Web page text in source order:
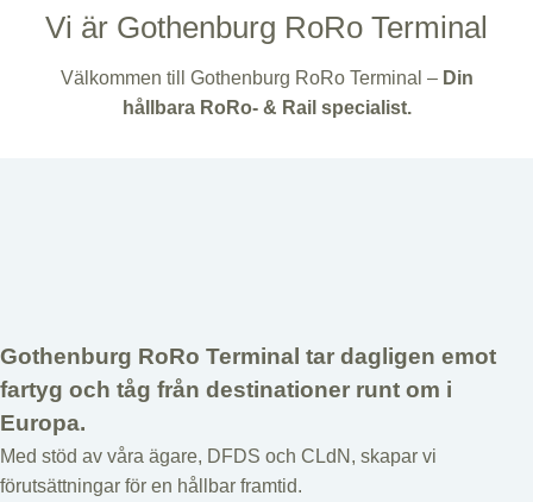
Vi är Gothenburg RoRo Terminal
Välkommen till Gothenburg RoRo Terminal – Din
hållbara RoRo- & Rail specialist.
Gothenburg RoRo Terminal tar dagligen emot
fartyg och tåg från destinationer runt om i
Europa.
Med stöd av våra ägare, DFDS och CLdN, skapar vi
förutsättningar för en hållbar framtid.